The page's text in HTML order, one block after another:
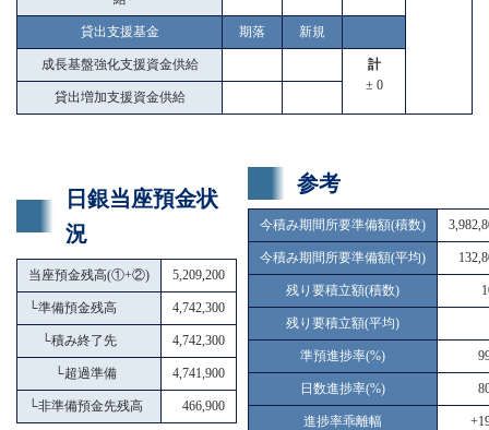
貸出支援基金 期落 新規
成長基盤強化支援資金供給
計
± 0
貸出増加支援資金供給
日銀当座預金状
況
当座預金残高(①+②) 5,209,200
└準備預金残高 4,742,300
└積み終了先 4,742,300
└超過準備 4,741,900
└非準備預金先残高 466,900
参考
今積み期間所要準備額(積数)
今積み期間所要準備額(平均)
残り要積立額(積数)
残り要積立額(平均)
準預進捗率(%)
日数進捗率(%)
進捗率乖離幅